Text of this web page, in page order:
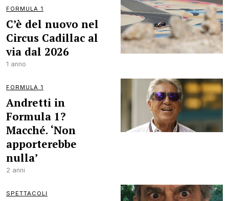
FORMULA 1
C’è del nuovo nel
Circus Cadillac al
via dal 2026
1 anno
FORMULA 1
Andretti in
Formula 1?
Macché. ‘Non
apporterebbe
nulla’
2 anni
SPETTACOLI